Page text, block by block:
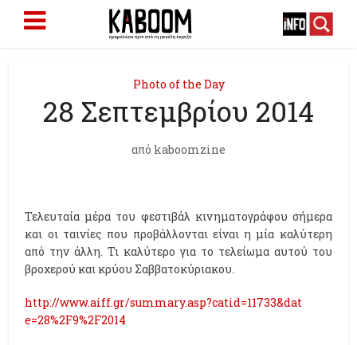
Photo of the Day
28 Σεπτεμβρίου 2014
από kaboomzine
Τελευταία μέρα του φεστιβάλ κινηματογράφoυ σήμερα
και οι ταινίες που προβάλλονται είναι η μία καλύτερη
από την άλλη. Τι καλύτερο για το τελείωμα αυτού του
βροχερού και κρύου Σαββατοκύριακου.
http://www.aiff.gr/summary.asp?catid=11733&dat
e=28%2F9%2F2014